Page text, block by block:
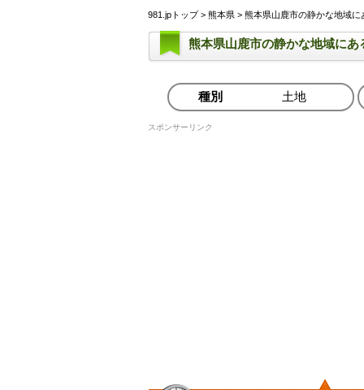
981.jpトップ> 熊本県 > 熊本県山鹿市の静かな地域
熊本県山鹿市の静かな地域にあ
種別 土地
スポンサーリンク